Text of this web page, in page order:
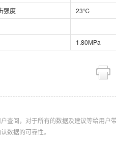
强度
23℃
1.80MPa
查阅，对于所有的数据及建议等给用
数据的可靠性。